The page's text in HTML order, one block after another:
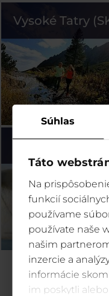
Súhlas
Táto
Na
funkcií
používame
používate naše
našim
inzercie a
informácie
im poskytli
Vysoké Tatry